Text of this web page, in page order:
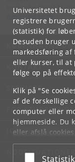
Universitetet
registrere
(statistik) for
Desuden bruger
markedsføring af
eller kurser, til at
følge op på
Klik på "Se
af de forskellige
computer eller
hjemmeside. Du
eller afslå
underCookie-
bunden af hver
Acceptér
Statistik
Institut for Klinisk
KØBENHAVNS
KONTAKT
SERVICES
FOR
JOB OG KARRIERE
NØDSITUATIONER